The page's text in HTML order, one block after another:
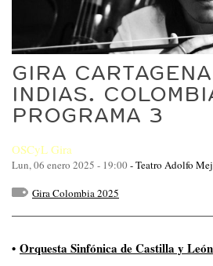
GIRA
INDIAS.
PROGRAMA 3
OSCyL Gira
Lun, 06 enero 2025 - 19:00-Teatro Adolfo
Gira Colombia 2025
• Orquesta Sinfónica de Castilla y León